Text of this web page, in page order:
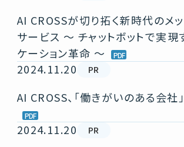
AI CROSSが切り拓く新時代のメ
サービス ～ チャットボットで実現
ケーション革命 ～
2024.11.20
PR
AI CROSS、「働きがいのある会社
2024.11.20 PR